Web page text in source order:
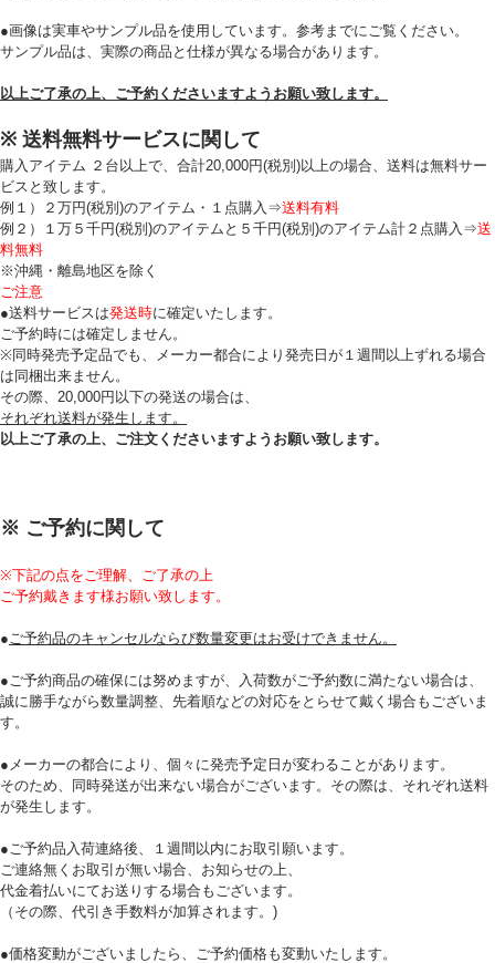
●画像は実車やサンプル品を使用しています。参考までにご覧ください。
サンプル品は、実際の商品と仕様が異なる場合があります。
以上ご了承の上、ご予約くださいますようお願い致します。
※ 送料無料サービスに関して
購入アイテム ２台以上で、合計20,000円(税別)以上の場合、送料は無料サー
ビスと致します。
例１）２万円(税別)のアイテム・１点購入⇒送料有料
例２）１万５千円(税別)のアイテムと５千円(税別)のアイテム計２点購入⇒送
料無料
※沖縄・離島地区を除く
ご注意
●送料サービスは発送時に確定いたします。
ご予約時には確定しません。
※同時発売予定品でも、メーカー都合により発売日が１週間以上ずれる場合
は同梱出来ません。
その際、20,000円以下の発送の場合は、
それぞれ送料が発生します。
以上ご了承の上、ご注文くださいますようお願い致します。
※ ご予約に関して
※下記の点をご理解、ご了承の上
ご予約戴きます様お願い致します。
● ご予約品のキャンセルならび数量変更はお受けできません。
●ご予約商品の確保には努めますが、入荷数がご予約数に満たない場合は、
誠に勝手ながら数量調整、先着順などの対応をとらせて戴く場合もございま
す。
●メーカーの都合により、個々に発売予定日が変わることがあります。
そのため、同時発送が出来ない場合がございます。その際は、それぞれ送料
が発生します。
●ご予約品入荷連絡後、１週間以内にお取引願います。
ご連絡無くお取引が無い場合、お知らせの上、
代金着払いにてお送りする場合もございます。
（その際、代引き手数料が加算されます。)
●価格変動がございましたら、ご予約価格も変動いたします。